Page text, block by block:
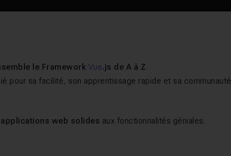
le Framework Vue.js de A à Z.
pour sa facilité, son apprentissage rapide et sa communauté
web solides aux fonctionnalités géniales.